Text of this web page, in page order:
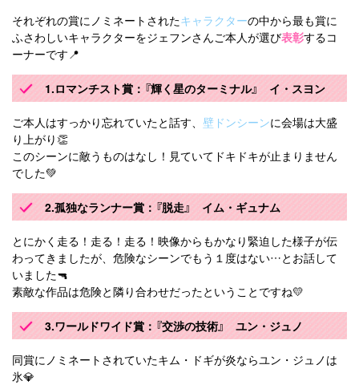
それぞれの賞にノミネートされたキャラクターの中から最も賞に
ふさわしいキャラクターをジェフンさんご本人が選び表彰するコ
ーナーです📍
1.ロマンチスト賞：『輝く星のターミナル』 イ・スヨン
ご本人はすっかり忘れていたと話す、 壁ドンシーンに会場は大盛
り上がり👏
このシーンに敵うものはなし！見ていてドキドキが止まりません
でした💚
2.孤独なランナー賞：『脱走』 イム・ギュナム
とにかく走る！走る！走る！映像からもかなり緊迫した様子が伝
わってきましたが、危険なシーンでもう１度はない…とお話して
いました🔫
素敵な作品は危険と隣り合わせだったということですね💛
3.ワールドワイド賞：『交渉の技術』 ユン・ジュノ
同賞にノミネートされていたキム・ドギが炎ならユン・ジュノは
氷💎